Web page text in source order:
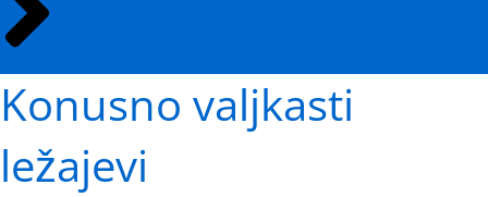
Konusno valjkasti
ležajevi